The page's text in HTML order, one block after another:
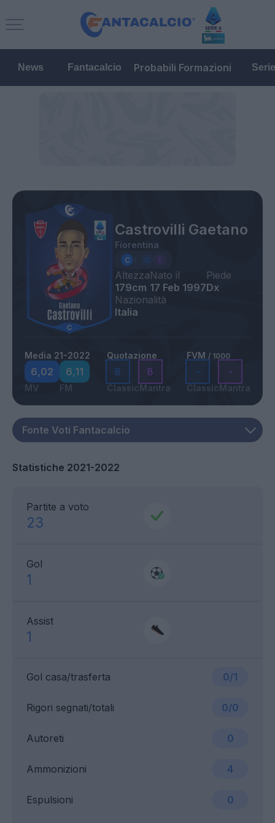
News Fantacalcio Probabili Formazioni
Castrovilli Gaetano
Fiorentina
Altezza
179cm
Nato il
17 Feb 1997
Piede
Dx
Nazionalità
Italia
Media 21-2022
6,02
MV
6,11
FM
Quotazione
8
Classic
8
Mantra
FVM / 1000
-
Classic
-
Mantra
Statistiche 2021-2022
Partite a voto
23
Gol
1
Assist
1
Gol casa/trasferta 0/1
Ammonizioni 4
Rigori segnati/totali 0/0
Espulsioni 0
Autoreti 0